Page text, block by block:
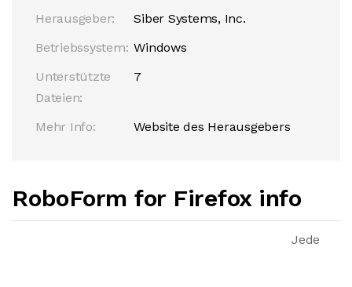
Herausgeber:
Siber Systems, Inc.
Betriebssystem: Windows
Unterstützte
Dateien:
7
Mehr Info: Website des Herausgebers
RoboForm for Firefox info
Jede